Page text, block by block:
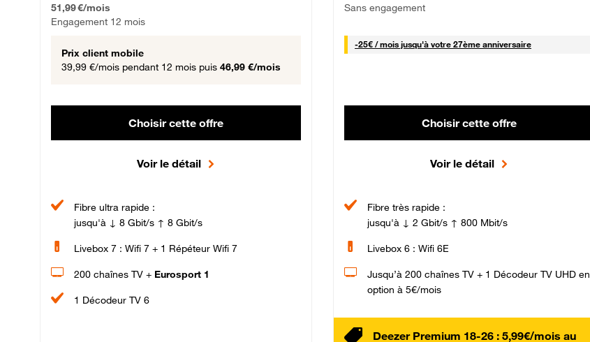
51,99 €/mois
Engagement 12 mois
Prix client mobile
39,99 €/mois pendant 12 mois puis 46,99 €/mois
Choisir cette offre
Voir le détail
Fibre ultra rapide :
jusqu'à ↓ 8 Gbit/s ↑ 8 Gbit/s
Livebox 7 : Wifi 7 + 1 Répéteur Wifi 7
200 chaînes TV + Eurosport 1
1 Décodeur TV 6
Sans engagement
-25€ / mois25 € par mois
jusqu'à votre 27ème anniversaire
Choisir cette offre
Voir le détail
Fibre très rapide :
jusqu'à ↓ 2 Gbit/s ↑ 800 Mbit/s
Livebox 6 : Wifi 6E
Jusqu’à 200 chaînes TV + 1 Décodeur TV UHD en
option à 5€/mois
Deezer Premium 18-26 : 5,99€/mois au